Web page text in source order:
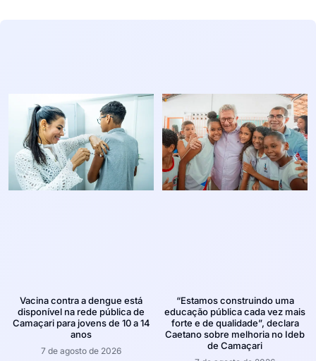
Vacina contra a dengue está
disponível na rede pública de
Camaçari para jovens de 10 a 14
anos
7 de agosto de 2026
“Estamos construindo uma
educação pública cada vez mais
forte e de qualidade”, declara
Caetano sobre melhoria no Ideb
de Camaçari